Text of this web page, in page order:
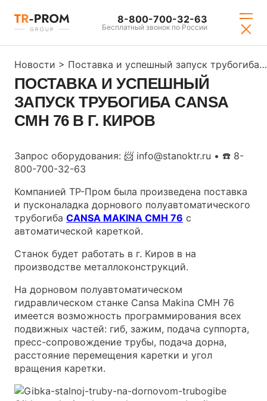
8-800-700-32-63
Бесплатный звонок по России
Новости > Поставка и успешный запуск трубогиба CANSA CMH 76 в г. Киров
ПОСТАВКА И УСПЕШНЫЙ
ЗАПУСК ТРУБОГИБА CANSA
CMH 76 В Г. КИРОВ
Запрос оборудования: 📨 info@stanoktr.ru • ☎️ 8-
800-700-32-63
Компанией ТР-Пром была произведена поставка
и пусконаладка дорнового полуавтоматического
трубогиба CANSA MAKINA CMH 76 с
автоматической кареткой.
Станок будет работать в г. Киров в на
производстве металлоконструкций.
На дорновом полуавтоматическом
гидравлическом станке Cansa Makina CMH 76
имеется возможность программирования всех
подвижных частей: гиб, зажим, подача суппорта,
пресс-сопровождение трубы, подача дорна,
расстояние перемещения каретки и угол
вращения каретки.